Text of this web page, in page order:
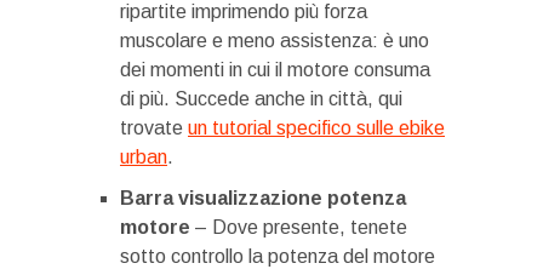
ripartite imprimendo più forza
muscolare e meno assistenza: è uno
dei momenti in cui il motore consuma
di più. Succede anche in città, qui
trovate un tutorial specifico sulle ebike
urban.
Barra visualizzazione potenza
motore – Dove presente, tenete
sotto controllo la potenza del motore